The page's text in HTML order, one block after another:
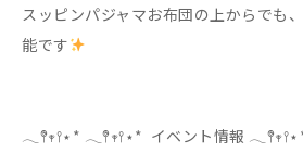
スッピンパジャマお布団の上からでも
能です
𓂃𖤥𖥧𖥣⋆* 𓂃𖤥𖥧𖥣⋆* イベント情報